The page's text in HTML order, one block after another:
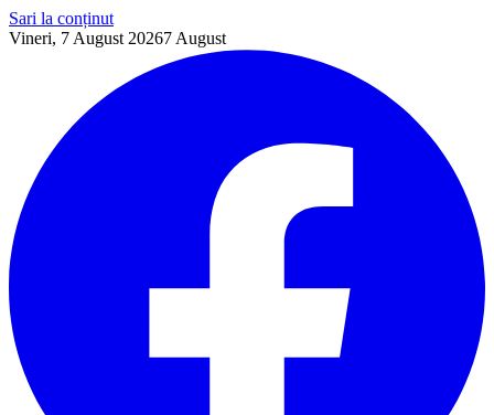
Sari la conținut
Vineri, 7 August 20267 August